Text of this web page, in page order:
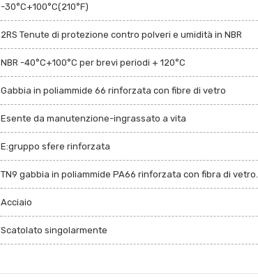
-30°C+100°C(210°F)
2RS Tenute di protezione contro polveri e umidità in NBR
NBR -40°C+100°C per brevi periodi + 120°C
Gabbia in poliammide 66 rinforzata con fibre di vetro
Esente da manutenzione-ingrassato a vita
E:gruppo sfere rinforzata
TN9 gabbia in poliammide PA66 rinforzata con fibra di vetro.
Acciaio
Scatolato singolarmente